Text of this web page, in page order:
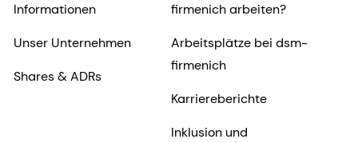
Informationen
Unser Unternehmen
Shares & ADRs
firmenich arbeiten?
Arbeitsplätze bei dsm-
firmenich
Karriereberichte
Inklusion und